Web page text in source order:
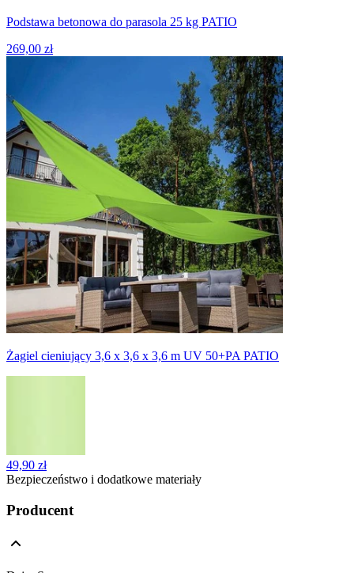
Podstawa betonowa do parasola 25 kg PATIO
269,00 zł
Żagiel cieniujący 3,6 x 3,6 x 3,6 m UV 50+PA PATIO
49,90 zł
Bezpieczeństwo i dodatkowe materiały
Producent